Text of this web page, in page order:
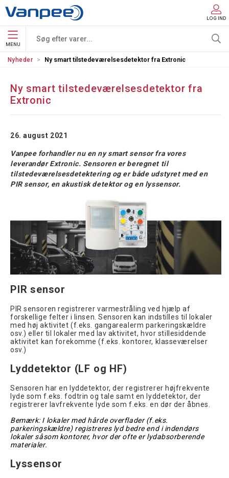
LOG IND
MENU
Nyheder Ny smart tilstedeværelsesdetektor fra Extronic
Ny smart tilstedeværelsesdetektor fra
Extronic
26. august 2021
Vanpee forhandler nu en ny smart sensor fra vores
leverandør Extronic. Sensoren er beregnet til
tilstedeværelsesdetektering og er både udstyret med en
PIR sensor, en akustisk detektor og en lyssensor.
PIR sensor
PIR sensoren registrerer varmestråling ved hjælp af
forskellige felter i linsen. Sensoren kan indstilles til lokaler
med høj aktivitet (f.eks. gangarealerm parkeringskældre
osv.) eller til lokaler med lav aktivitet, hvor stillesiddende
aktivitet kan forekomme (f.eks. kontorer, klasseværelser
osv.)
Lyddetektor (LF og HF)
Sensoren har en lyddetektor, der registrerer højfrekvente
lyde som f.eks. fodtrin og tale samt en lyddetektor, der
registrerer lavfrekvente lyde som f.eks. en dør der åbnes.
Bemærk: I lokaler med hårde overflader (f.eks.
parkeringskældre) registreres lyd bedre end i indendørs
lokaler såsom kontorer, hvor der ofte er lydabsorberende
materialer.
Lyssensor